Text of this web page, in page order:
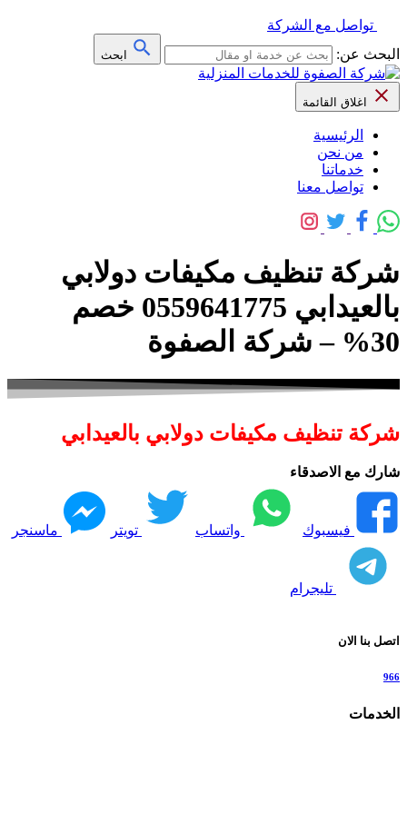
تواصل مع الشركة
البحث عن:
ابحث
اغلاق القائمة
الرئيسية
من نحن
خدماتنا
تواصل معنا
شركة تنظيف مكيفات دولابي
بالعيدابي 0559641775 خصم
30% – شركة الصفوة
شركة تنظيف مكيفات دولابي بالعيدابي
شارك مع الاصدقاء
فيسبوك واتساب تويتر ماسنجر
تليجرام
اتصل بنا الان
966
الخدمات